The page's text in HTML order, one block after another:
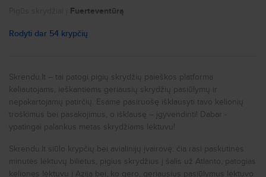
Fuerteventūrą
Pigūs skrydžiai į Paryžių
Pigūs skrydžiai į
Pigūs skrydžiai į Niujorką
Pigūs skrydžiai į Romą
Pigūs skrydžiai į
Milaną
Pigūs skrydžiai į Prahą
Pigūs skrydžiai į
Londoną
Rodyti dar 54 krypčių
Skrendu.lt – tai patogi pigių skrydžių paieškos platforma
keliautojams, ieškantiems geriausių skrydžių pasiūlymų ir
nepakartojamų patirčių. Esame pasiruošę išklausyti tavo kelionių
troškimus bei pasakojimus, o išklausę – įgyvendinti! Dabar -
ypatingai palankus metas skrydžiams lėktuvu!
Skrendu.lt siūlo krypčių bei avialinijų įvairovę: čia rasi paskutinės
minutės lėktuvų bilietus, pigius skrydžius į šalis už Atlanto, patogias
keliones lėktuvu į Aziją bei, ko gero, geriausius pasiūlymus lėktuvo